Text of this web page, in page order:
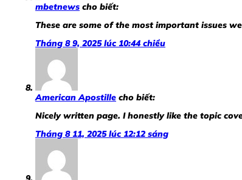
mbetnews cho biết:
These are some of the most important issues
Tháng 8 9, 2025 lúc 10:44 chiều
American Apostille cho biết:
Nicely written page. I honestly like the topic
Tháng 8 11, 2025 lúc 12:12 sáng